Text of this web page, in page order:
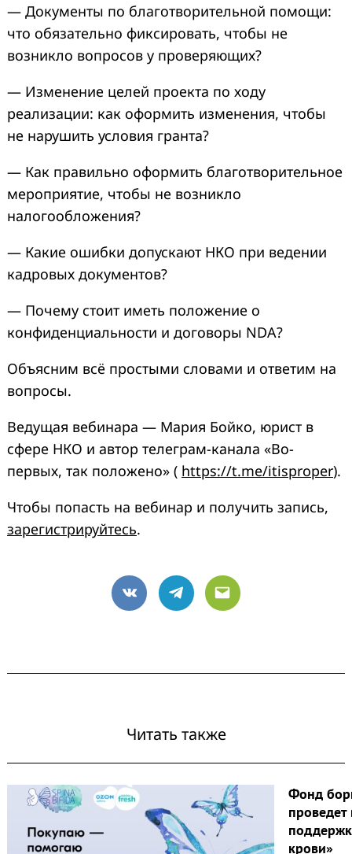
— Документы по благотворительной помощи:
что обязательно фиксировать, чтобы не
возникло вопросов у проверяющих?
— Изменение целей проекта по ходу
реализации: как оформить изменения, чтобы
не нарушить условия гранта?
— Как правильно оформить благотворительное
мероприятие, чтобы не возникло
налогообложения?
— Какие ошибки допускают НКО при ведении
кадровых документов?
— Почему стоит иметь положение о
конфиденциальности и договоры NDA?
Объясним всё простыми словами и ответим на
вопросы.
Ведущая вебинара — Мария Бойко, юрист в
сфере НКО и автор телеграм-канала «Во-
первых, так положено» ( https://t.me/itisproper).
Чтобы попасть на вебинар и получить запись,
зарегистрируйтесь.
VK Telegram
Email
Читать также
Фонд
проведет
крови»